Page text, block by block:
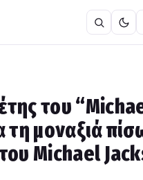
του
τη μοναξιά
Michael